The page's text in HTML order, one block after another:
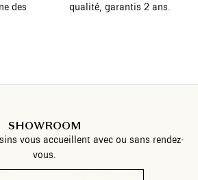
des
qualité, garantis 2 ans.
SHOWROOM
vous accueillent avec ou sans rendez-
vous.